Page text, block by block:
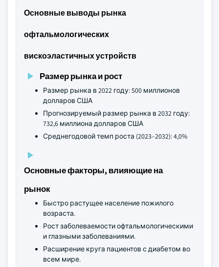
Основные выводы рынка
офтальмологических
вискоэластичных устройств
Размер рынка и рост
Размер рынка в 2022 году: 500 миллионов
долларов США
Прогнозируемый размер рынка в 2032 году:
732,6 миллиона долларов США
Среднегодовой темп роста (2023–2032): 4,0%
Основные факторы, влияющие на
рынок
Быстро растущее население пожилого
возраста.
Рост заболеваемости офтальмологическими
и глазными заболеваниями.
Расширение круга пациентов с диабетом во
всем мире.